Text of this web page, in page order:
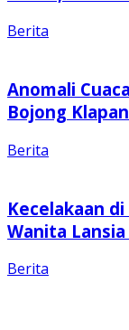
Berita
Anomali
Bojong
Berita
Kecelakaan
Wanita
Berita